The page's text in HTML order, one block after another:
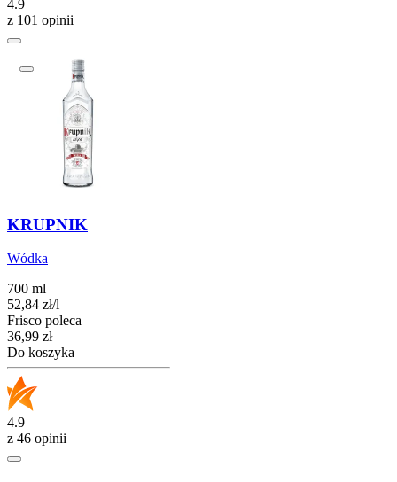
4.9
z 101 opinii
KRUPNIK
Wódka
700 ml
52,84 zł/l
Frisco poleca
Cena
36,99 zł
Do koszyka
4.9
z 46 opinii